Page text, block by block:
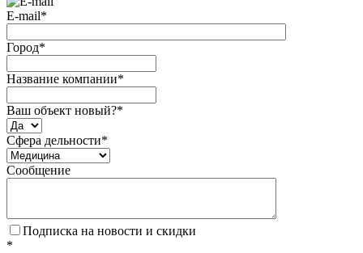
E-mail*
Город*
Название компании*
Ваш объект новый?*
Сфера дельности*
Сообщение
Подписка на новости и скидки
*